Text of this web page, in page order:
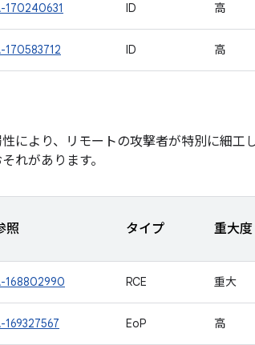
170240631 ID 高
170583712 ID 高
により、リモートの攻撃者が特別に細工
れがあります。
照 タイプ 重大度
168802990 RCE 重大
169327567 EoP 高